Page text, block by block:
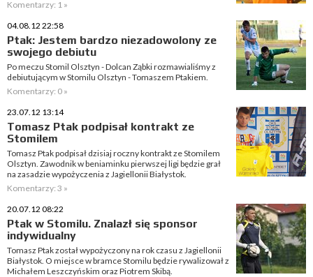
Komentarzy: 1 »
04.08.12 22:58
Ptak: Jestem bardzo niezadowolony ze
swojego debiutu
Po meczu Stomil Olsztyn - Dolcan Ząbki rozmawialiśmy z
debiutującym w Stomilu Olsztyn - Tomaszem Ptakiem.
Komentarzy: 0 »
23.07.12 13:14
Tomasz Ptak podpisał kontrakt ze
Stomilem
Tomasz Ptak podpisał dzisiaj roczny kontrakt ze Stomilem
Olsztyn. Zawodnik w beniaminku pierwszej ligi będzie grał
na zasadzie wypożyczenia z Jagiellonii Białystok.
Komentarzy: 3 »
20.07.12 08:22
Ptak w Stomilu. Znalazł się sponsor
indywidualny
Tomasz Ptak został wypożyczony na rok czasu z Jagiellonii
Białystok. O miejsce w bramce Stomilu będzie rywalizował z
Michałem Leszczyńskim oraz Piotrem Skibą.